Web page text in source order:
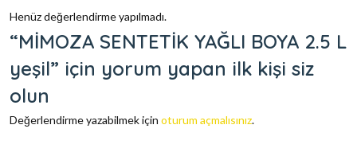
Henüz değerlendirme yapılmadı.
“MİMOZA SENTETİK YAĞLI BOYA 2.5 L
yeşil” için yorum yapan ilk kişi siz
olun
Değerlendirme yazabilmek için oturum açmalısınız.